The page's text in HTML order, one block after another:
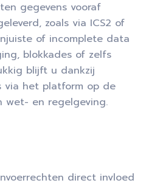
gegevens vooraf
zoals via ICS2 of
of incomplete data
blokkades of zelfs
blijft u dankzij
via het platform op de
wet- en regelgeving.
direct invloed